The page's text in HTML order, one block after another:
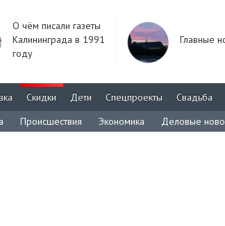
О чём писали газеты
Калининграда в 1991
году
Главные
Скидки Дети Спецпроекты Свадьба
Происшествия Экономика Деловые